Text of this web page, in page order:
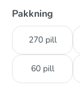
Pakkning
270 pill
60 pill